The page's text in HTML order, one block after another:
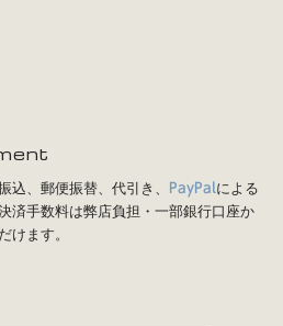
込、郵便振替、代引き、 PayPal による
済手数料は弊店負担・一部銀行口座か
けます。